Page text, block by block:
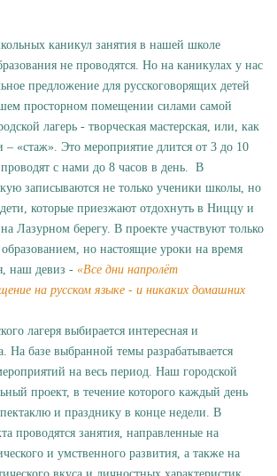
каникул занятия в нашей школе
не проводятся. Но на каникулах у нас
предложение для русскоговорящих детей
просторном помещении силами самой
лагерь - творческая мастерская, или, как
– «стаж». Это мероприятие длится от 3 до 10
с нами до 8 часов в день. В
записываются не только ученики школы, но
которые приезжают отдохнуть в Ниццу и
Лазурном берегу. В проекте участвуют только
но настоящие уроки на время
наш девиз - «Все дни напролёт
на русском языке - и никаких домашних
лагеря выбирается интересная и
На базе выбранной темы разрабатывается
на весь период. Наш городской
проект, в течение которого каждый день
и празднику в конце недели. В
проводятся занятия, направленные на
и умственного развития, а также на